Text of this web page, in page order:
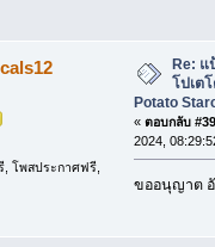
, โพสประกาศฟรี,
Re: แ
โปเต
Potato
« ตอบกลับ
2024,
ขออนุญาต